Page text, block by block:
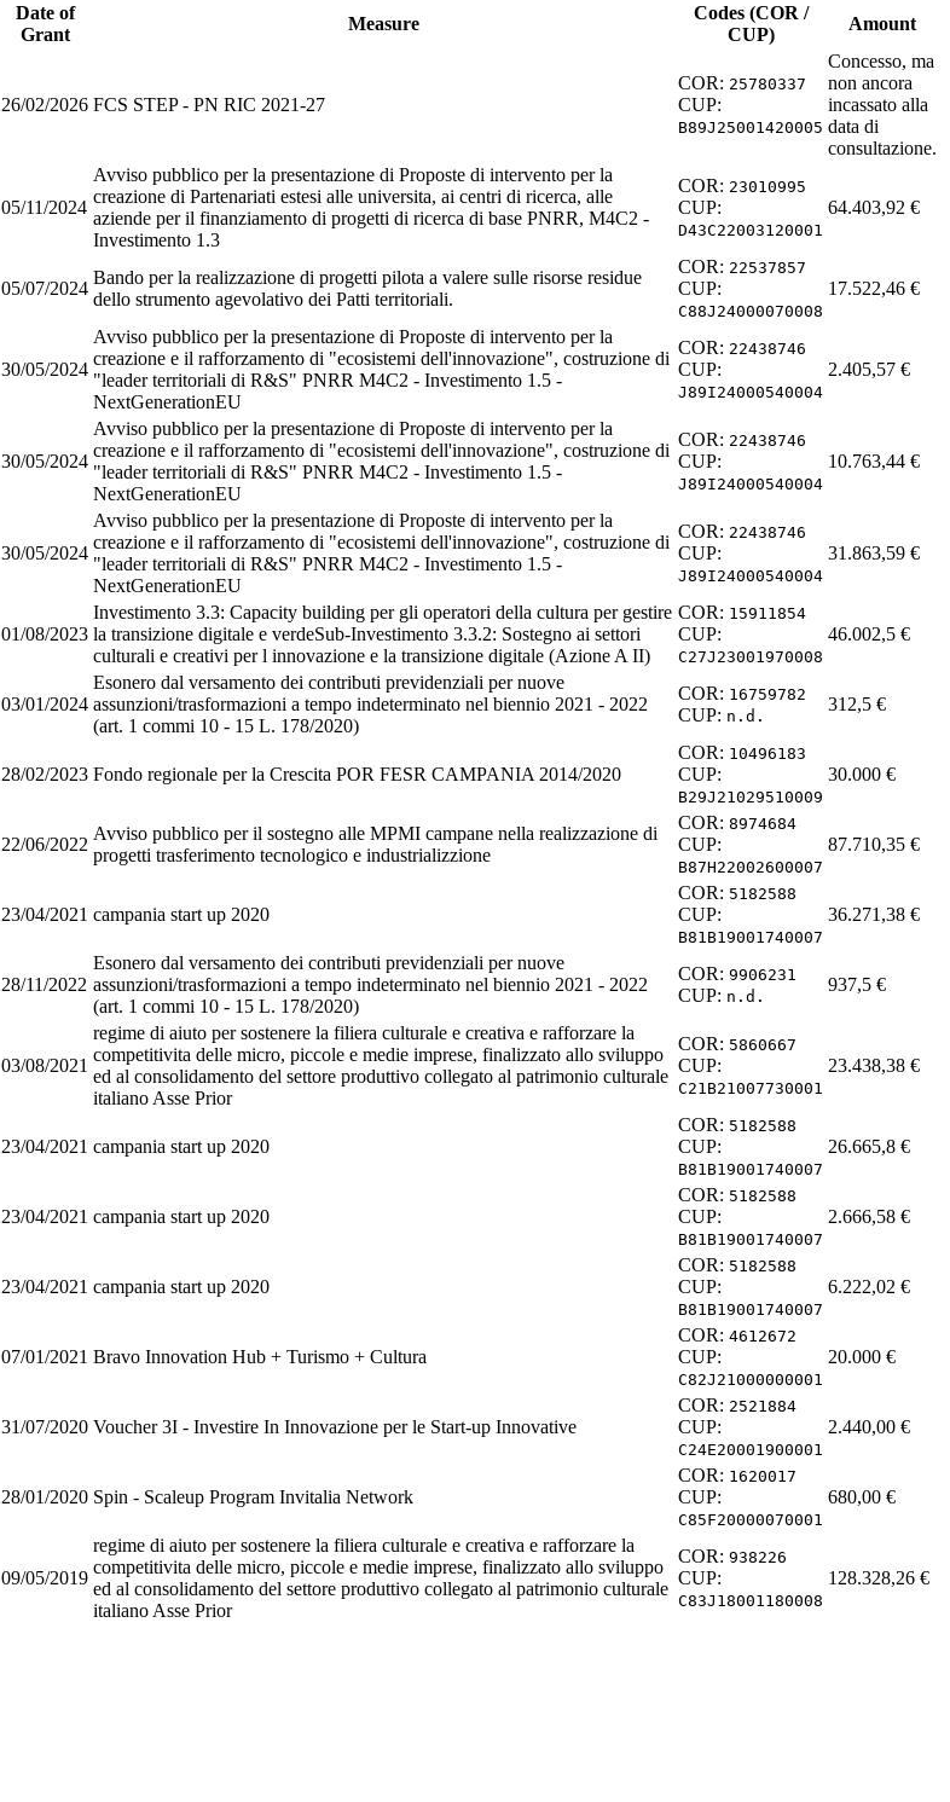
Date of
Grant
Measure
Codes (COR /
CUP)
Amount
26/02/2026 FCS STEP - PN RIC 2021-27
COR: 25780337
CUP:
B89J25001420005
Concesso, ma
non ancora
incassato alla
data di
consultazione.
05/11/2024
Avviso pubblico per la presentazione di Proposte di intervento per la
creazione di Partenariati estesi alle universita, ai centri di ricerca, alle
aziende per il finanziamento di progetti di ricerca di base PNRR, M4C2 -
Investimento 1.3
COR: 23010995
CUP:
D43C22003120001
64.403,92 €
05/07/2024
Bando per la realizzazione di progetti pilota a valere sulle risorse residue
dello strumento agevolativo dei Patti territoriali.
COR: 22537857
CUP:
C88J24000070008
17.522,46 €
30/05/2024
Avviso pubblico per la presentazione di Proposte di intervento per la
creazione e il rafforzamento di "ecosistemi dell'innovazione", costruzione di
"leader territoriali di R&S" PNRR M4C2 - Investimento 1.5 -
NextGenerationEU
COR: 22438746
CUP:
J89I24000540004
2.405,57 €
30/05/2024
Avviso pubblico per la presentazione di Proposte di intervento per la
creazione e il rafforzamento di "ecosistemi dell'innovazione", costruzione di
"leader territoriali di R&S" PNRR M4C2 - Investimento 1.5 -
NextGenerationEU
COR: 22438746
CUP:
J89I24000540004
10.763,44 €
30/05/2024
Avviso pubblico per la presentazione di Proposte di intervento per la
creazione e il rafforzamento di "ecosistemi dell'innovazione", costruzione di
"leader territoriali di R&S" PNRR M4C2 - Investimento 1.5 -
NextGenerationEU
COR: 22438746
CUP:
J89I24000540004
31.863,59 €
01/08/2023
Investimento 3.3: Capacity building per gli operatori della cultura per gestire
la transizione digitale e verdeSub-Investimento 3.3.2: Sostegno ai settori
culturali e creativi per l innovazione e la transizione digitale (Azione A II)
COR: 15911854
CUP:
C27J23001970008
46.002,5 €
03/01/2024
Esonero dal versamento dei contributi previdenziali per nuove
assunzioni/trasformazioni a tempo indeterminato nel biennio 2021 - 2022
(art. 1 commi 10 - 15 L. 178/2020)
COR: 16759782
CUP: n.d.
312,5 €
28/02/2023 Fondo regionale per la Crescita POR FESR CAMPANIA 2014/2020
COR: 10496183
CUP:
B29J21029510009
30.000 €
22/06/2022
Avviso pubblico per il sostegno alle MPMI campane nella realizzazione di
progetti trasferimento tecnologico e industrializzione
COR: 8974684
CUP:
B87H22002600007
87.710,35 €
23/04/2021 campania start up 2020
COR: 5182588
CUP:
B81B19001740007
36.271,38 €
28/11/2022
Esonero dal versamento dei contributi previdenziali per nuove
assunzioni/trasformazioni a tempo indeterminato nel biennio 2021 - 2022
(art. 1 commi 10 - 15 L. 178/2020)
COR: 9906231
CUP: n.d.
937,5 €
03/08/2021
regime di aiuto per sostenere la filiera culturale e creativa e rafforzare la
competitivita delle micro, piccole e medie imprese, finalizzato allo sviluppo
ed al consolidamento del settore produttivo collegato al patrimonio culturale
italiano Asse Prior
COR: 5860667
CUP:
C21B21007730001
23.438,38 €
23/04/2021 campania start up 2020
COR: 5182588
CUP:
B81B19001740007
26.665,8 €
23/04/2021 campania start up 2020
COR: 5182588
CUP:
B81B19001740007
2.666,58 €
23/04/2021 campania start up 2020
COR: 5182588
CUP:
B81B19001740007
6.222,02 €
07/01/2021 Bravo Innovation Hub + Turismo + Cultura
COR: 4612672
CUP:
C82J21000000001
20.000 €
31/07/2020 Voucher 3I - Investire In Innovazione per le Start-up Innovative
COR: 2521884
CUP:
C24E20001900001
2.440,00 €
28/01/2020 Spin - Scaleup Program Invitalia Network
COR: 1620017
CUP:
C85F20000070001
680,00 €
09/05/2019
regime di aiuto per sostenere la filiera culturale e creativa e rafforzare la
competitivita delle micro, piccole e medie imprese, finalizzato allo sviluppo
ed al consolidamento del settore produttivo collegato al patrimonio culturale
italiano Asse Prior
COR: 938226
CUP:
C83J18001180008
128.328,26 €